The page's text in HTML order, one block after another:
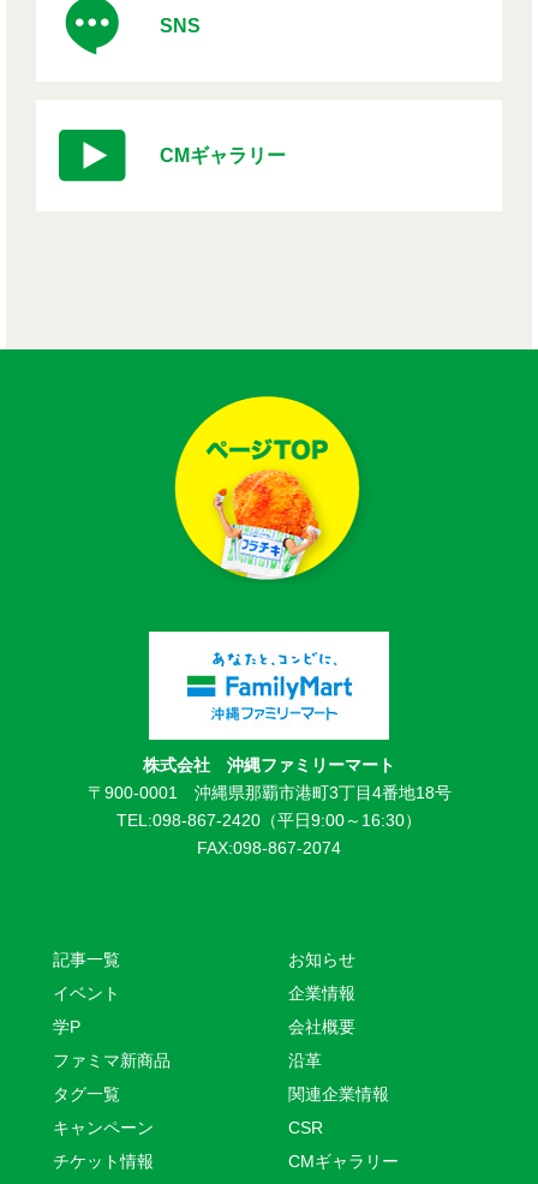
SNS
CMギャラリー
株式会社 沖縄ファミリーマート
〒900-0001 沖縄県那覇市港町3丁目4番地18号
TEL:098-867-2420（平日9:00～16:30）
FAX:098-867-2074
記事一覧
イベント
学P
ファミマ新商品
タグ一覧
キャンペーン
チケット情報
お知らせ
企業情報
会社概要
沿革
関連企業情報
CSR
CMギャラリー